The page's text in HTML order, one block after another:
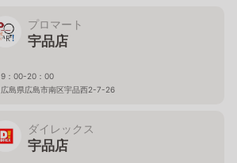
プロマート
宇品店
9：00-20：00
広島県広島市南区宇品西2-7-26
ダイレックス
宇品店